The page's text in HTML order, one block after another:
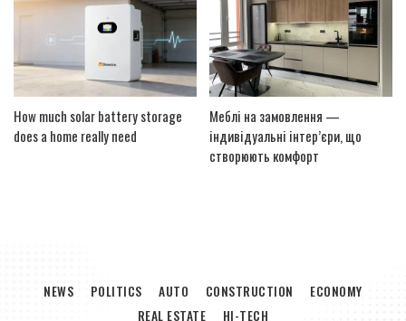
How much solar battery storage
does a home really need
Меблі на замовлення —
індивідуальні інтер’єри, що
створюють комфорт
NEWS POLITICS AUTO CONSTRUCTION
ECONOMY
REAL ESTATE
HI-TECH